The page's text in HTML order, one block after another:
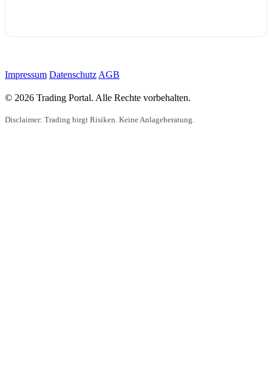
Impressum Datenschutz AGB
© 2026 Trading Portal. Alle Rechte vorbehalten.
Disclaimer: Trading birgt Risiken. Keine Anlageberatung.